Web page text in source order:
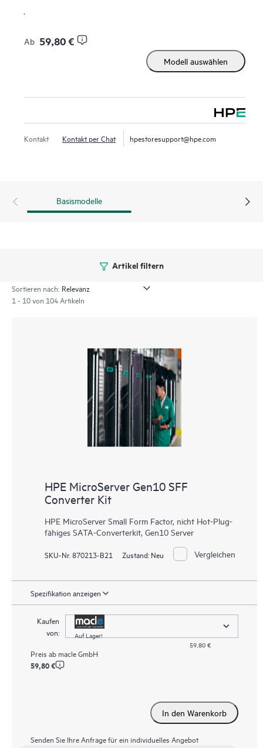
.
Ab 59,80 €
Modell auswählen
Kontakt Kontakt per Chat hpestoresupport@hpe.com
Basismodelle
Artikel filtern
Sortieren nach:
1 - 10 von 104 Artikeln
HPE MicroServer Gen10 SFF
Converter Kit
HPE MicroServer Small Form Factor, nicht Hot-Plug-
fähiges SATA-Converterkit, Gen10 Server
SKU-Nr. 870213-B21 Zustand: Neu Vergleichen
Spezifikation anzeigen
Kaufen
von:
Auf Lager!
59,80 €
Preis ab macle GmbH
59,80 €
In den Warenkorb
Senden Sie Ihre Anfrage für ein individuelles Angebot